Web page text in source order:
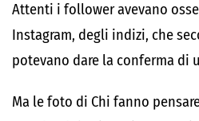
Attenti i follower avevano
Instagram, degli indizi, che
potevano dare la conferma di
Ma le foto di Chi fanno